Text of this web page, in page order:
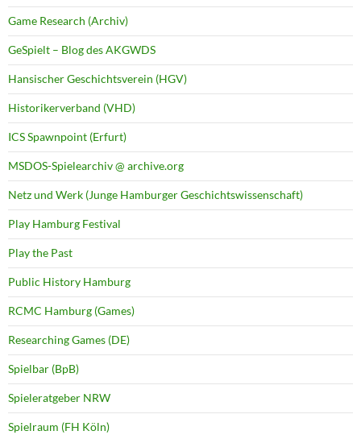
Game Research (Archiv)
GeSpielt – Blog des AKGWDS
Hansischer Geschichtsverein (HGV)
Historikerverband (VHD)
ICS Spawnpoint (Erfurt)
MSDOS-Spielearchiv @ archive.org
Netz und Werk (Junge Hamburger Geschichtswissenschaft)
Play Hamburg Festival
Play the Past
Public History Hamburg
RCMC Hamburg (Games)
Researching Games (DE)
Spielbar (BpB)
Spieleratgeber NRW
Spielraum (FH Köln)